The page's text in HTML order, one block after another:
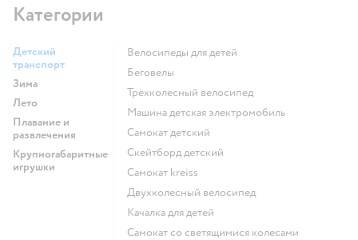
Категории
Детский
транспорт
Зима
Лето
Плавание и
развлечения
Крупногабаритные
игрушки
Велосипеды для детей
Беговелы
Трехколесный велосипед
Машина детская электромобиль
Самокат детский
Скейтборд детский
Самокат kreiss
Двухколесный велосипед
Качалка для детей
Самокат со светящимися колесами